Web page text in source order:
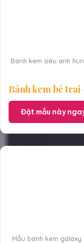
Bánh kem siêu anh
Bánh kem bé trai
Đặt mẫu này
Mẫu bánh kem